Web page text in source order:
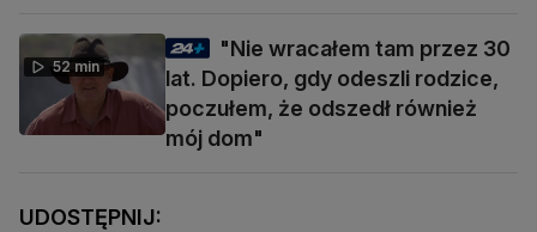
52 min
"Nie wracałem tam przez 30
lat. Dopiero, gdy odeszli rodzice,
poczułem, że odszedł również
mój dom"
UDOSTĘPNIJ: